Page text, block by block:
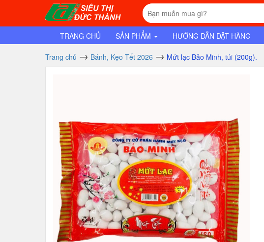
TRANG CHỦ SẢN PHẨM HƯỚNG DẪN ĐẶT HÀNG
Trang chủ Bánh, Kẹo Tết 2026 Mứt lạc Bảo Minh, túi (200g).